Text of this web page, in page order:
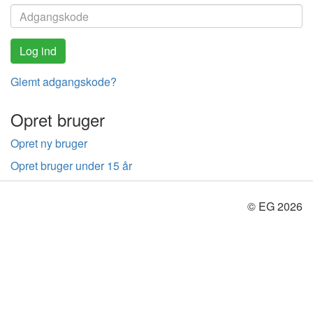
Glemt adgangskode?
Opret bruger
Opret ny bruger
Opret bruger under 15 år
© EG 2026